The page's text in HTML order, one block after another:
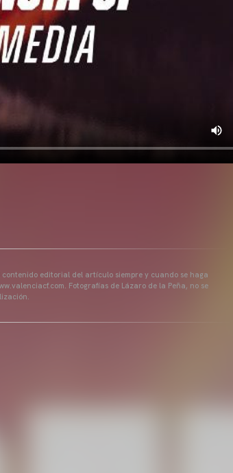
contenido editorial del artículo siempre y cuando se haga
Fotografías de Lázaro de la Peña, no se